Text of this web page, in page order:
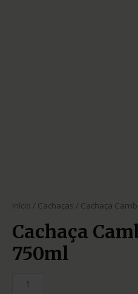
Início / Cachaças / Cachaça
Cachaça
750ml